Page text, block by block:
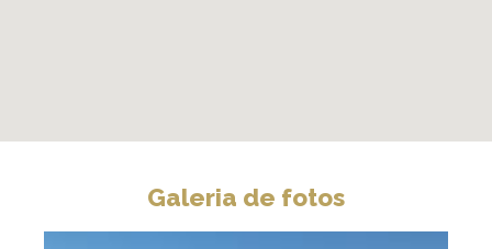
Galeria de fotos